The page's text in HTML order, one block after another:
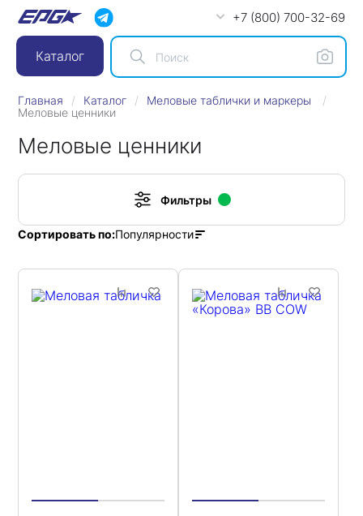
+7 (800) 700-32-69
Каталог
Главная Каталог
Меловые таблички и маркеры
Меловые ценники
Меловые ценники
Сортировать по:Популярности
Фильтры